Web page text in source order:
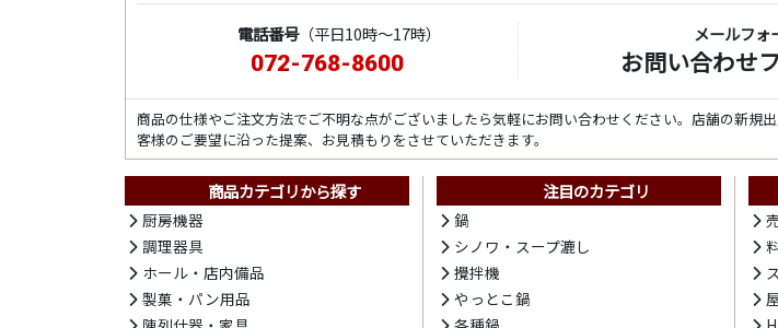
電話番号（平日10時～17時）
072-768-8600
メールフォ
お問い合わせ
商品の仕様やご注文方法でご不明な点がございましたら気軽にお問い合わせください。店舗の新
客様のご要望に沿った提案、お見積もりをさせていただきます。
商品カテゴリから探す
厨房機器
調理器具
ホール・店内備品
製菓・パン用品
注目のカテゴリ
鍋
シノワ・スープ漉し
攪拌機
やっとこ鍋